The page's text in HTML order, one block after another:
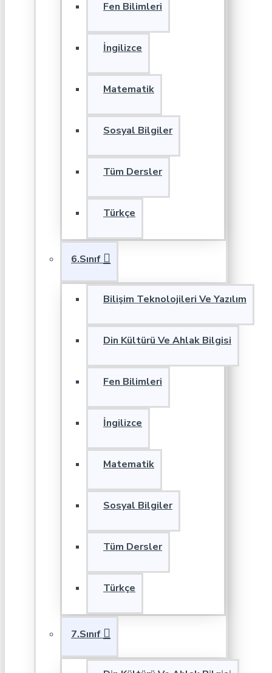
Fen Bilimleri
İngilizce
Matematik
Sosyal Bilgiler
Tüm Dersler
Türkçe
6.Sınıf
Bilişim Teknolojileri Ve Yazılım
Din Kültürü Ve Ahlak Bilgisi
Fen Bilimleri
İngilizce
Matematik
Sosyal Bilgiler
Tüm Dersler
Türkçe
7.Sınıf